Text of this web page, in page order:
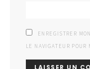
ENREGISTRER
LE NAVIGATEUR POUR